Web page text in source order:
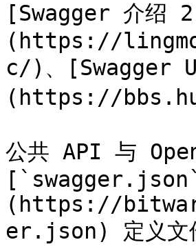
[Swagger 介绍
(https://
c/)、[Swagger
(https://
公共 API 与
(https://
er.json) 定义文